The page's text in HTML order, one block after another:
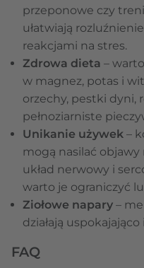
przeponowe czy
ułatwiają
reakcjami na stres.
Zdrowa dieta –
w magnez, potas i
orzechy, pestki dyni,
pełnoziarniste
Unikanie używek –
mogą nasilać objawy
układ nerwowy i
warto je ograniczyć
Ziołowe napary –
działają
FAQ